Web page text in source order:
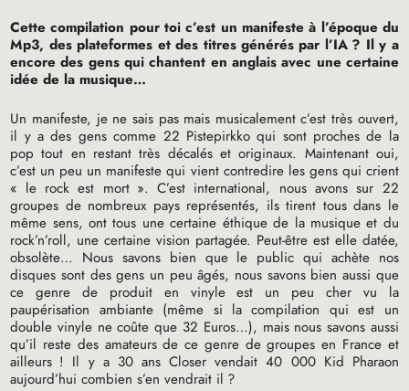
Cette compilation pour toi c’est un manifeste à l’époque du
Mp3, des plateformes et des titres générés par l’IA ? Il y a
encore des gens qui chantent en anglais avec une certaine
idée de la musique…
Un manifeste, je ne sais pas mais musicalement c’est très ouvert,
il y a des gens comme 22 Pistepirkko qui sont proches de la
pop tout en restant très décalés et originaux. Maintenant oui,
c’est un peu un manifeste qui vient contredire les gens qui crient
« le rock est mort ». C’est international, nous avons sur 22
groupes de nombreux pays représentés, ils tirent tous dans le
même sens, ont tous une certaine éthique de la musique et du
rock’n’roll, une certaine vision partagée. Peut-être est elle datée,
obsolète… Nous savons bien que le public qui achète nos
disques sont des gens un peu âgés, nous savons bien aussi que
ce genre de produit en vinyle est un peu cher vu la
paupérisation ambiante (même si la compilation qui est un
double vinyle ne coûte que 32 Euros…), mais nous savons aussi
qu’il reste des amateurs de ce genre de groupes en France et
ailleurs ! Il y a 30 ans Closer vendait 40 000 Kid Pharaon
aujourd’hui combien s’en vendrait il ?